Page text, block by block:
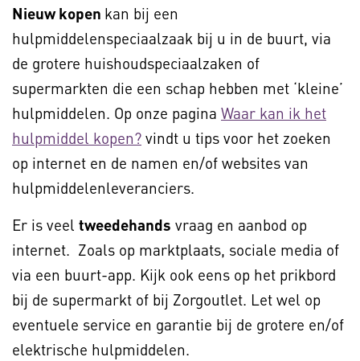
Nieuw kopen kan bij een
hulpmiddelenspeciaalzaak bij u in de buurt, via
de grotere huishoudspeciaalzaken of
supermarkten die een schap hebben met ‘kleine’
hulpmiddelen. Op onze pagina Waar kan ik het
hulpmiddel kopen? vindt u tips voor het zoeken
op internet en de namen en/of websites van
hulpmiddelenleveranciers.
Er is veel tweedehands vraag en aanbod op
internet. Zoals op marktplaats, sociale media of
via een buurt-app. Kijk ook eens op het prikbord
bij de supermarkt of bij Zorgoutlet. Let wel op
eventuele service en garantie bij de grotere en/of
elektrische hulpmiddelen.